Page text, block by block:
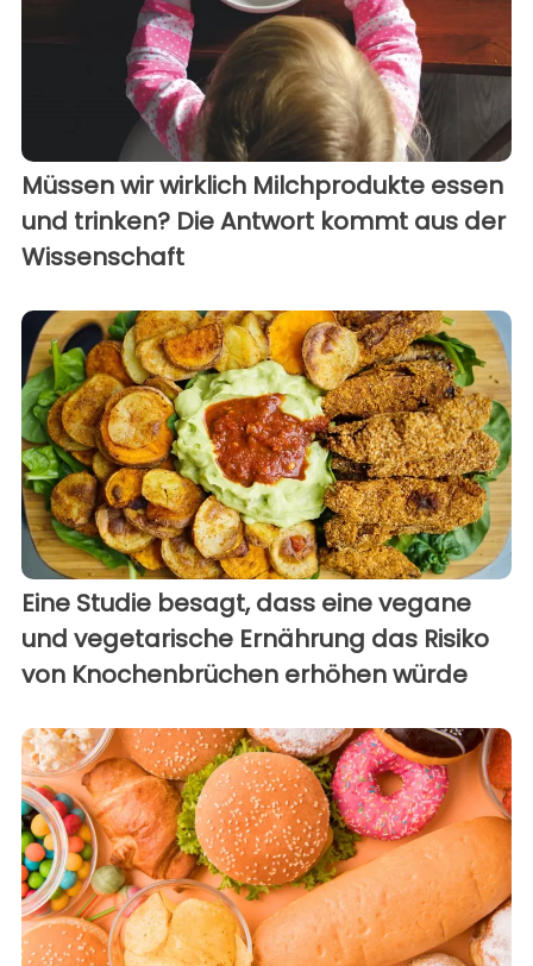
Müssen wir wirklich Milchprodukte essen
und trinken? Die Antwort kommt aus der
Wissenschaft
Eine Studie besagt, dass eine vegane
und vegetarische Ernährung das Risiko
von Knochenbrüchen erhöhen würde